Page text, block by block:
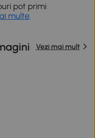
pot primi
multe
Vezi mai mult